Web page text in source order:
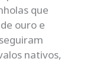
que
ouro e
nativos,